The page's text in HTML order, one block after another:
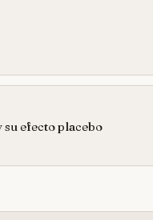
su efecto placebo